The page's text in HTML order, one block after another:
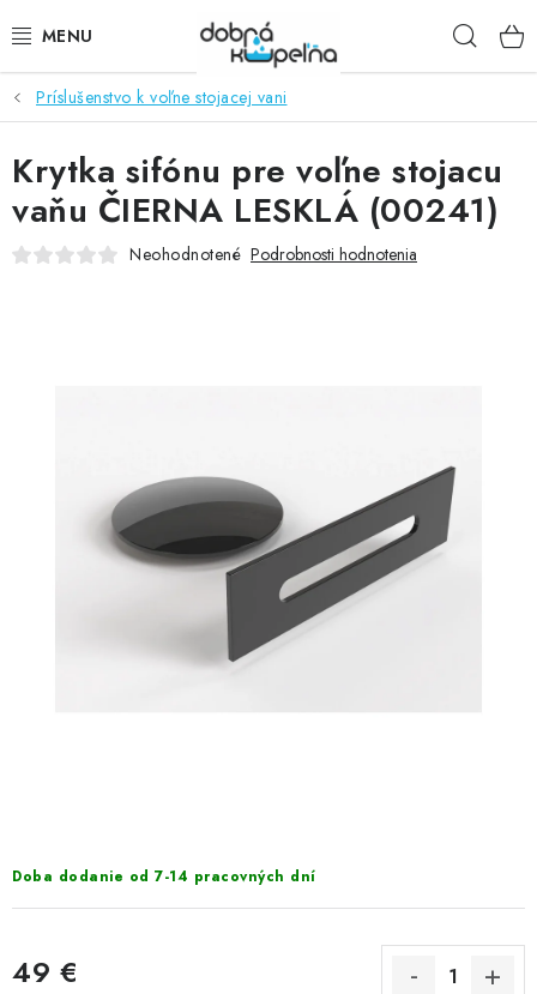
na
SPRCHOVÉ KÚTY
SPRCHOVÉ DVERE
BATÉRIE
PRÍSLUŠENSTVO K SPRCHOVÝM KÚTOM A
Príslušenstvo k voľne stojacej vani
Doba dodanie od 7-14 pracovných dní
49 €
Krytka sifónu pre voľne stojacu
vaňu ČIERNA LESKLÁ (00241)
Neohodnotené Podrobnosti hodnotenia